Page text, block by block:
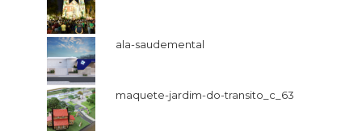
ala-saudemental
maquete-jardim-do-transito_c_63